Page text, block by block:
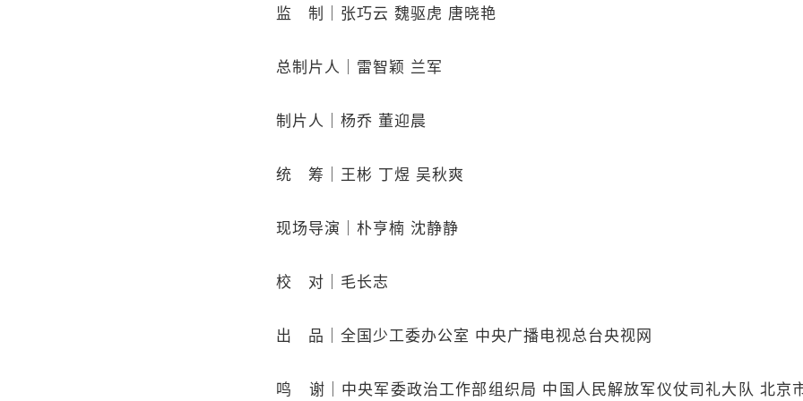
监 制｜张巧云 魏驱虎 唐晓艳
总制片人｜雷智颖 兰军
制片人｜杨乔 董迎晨
统 筹｜王彬 丁煜 吴秋爽
现场导演｜朴亨楠 沈静静
校 对｜毛长志
出 品｜全国少工委办公室 中央广播电视总台央视网
鸣 谢｜中央军委政治工作部组织局 中国人民解放军仪仗司礼大队 北京